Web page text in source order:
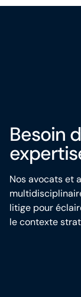
Découvrir BCF
Besoin
Nos avocats et
litige pour
le contexte